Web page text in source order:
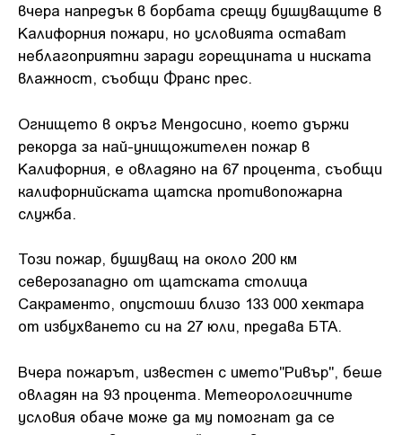
вчера напредък в борбата срещу бушуващите в
Калифорния пожари, но условията остават
неблагоприятни заради горещината и ниската
влажност, съобщи Франс прес.
Огнището в окръг Мендосино, което държи
рекорда за най-унищожителен пожар в
Калифорния, е овладяно на 67 процента, съобщи
калифорнийската щатска противопожарна
служба.
Този пожар, бушуващ на около 200 км
северозападно от щатската столица
Сакраменто, опустоши близо 133 000 хектара
от избухването си на 27 юли, предава БТА.
Вчера пожарът, известен с името"Ривър", беше
овладян на 93 процента. Метеорологичните
условия обаче може да му помогнат да се